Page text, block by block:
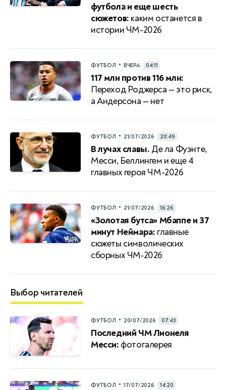
футбола и еще шесть
сюжетов: каким останется в
истории ЧМ-2026
ФУТБОЛ • ВЧЕРА 04:11
117 млн против 116 млн:
Переход Роджерса — это риск,
а Андерсона — нет
ФУТБОЛ • 21/07/2026 20:49
В лучах славы. Де ла Фуэнте,
Месси, Беллингем и еще 4
главных героя ЧМ-2026
ФУТБОЛ • 21/07/2026 16:26
«Золотая бутса» Мбаппе и 37
минут Неймара: главные
сюжеты символических
сборных ЧМ‑2026
Выбор читателей
ФУТБОЛ • 20/07/2026 07:43
Последний ЧМ Лионеля
Месси: фотогалерея
ФУТБОЛ • 17/07/2026 14:20